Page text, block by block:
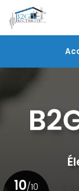
au
contenu
principal
10/10